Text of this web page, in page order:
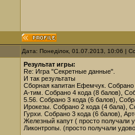
Дата: Понеділок, 01.07.2013, 10:06 |
Результат игры:
Re: Игра "Секретные данные".
И так результаты
Сборная капитан Ефемчук.
А-тим. Собрано 4 кода (8 балов),
5.56. Собрано 3 кода (6 балов),
Ирокезы. Собрано 2 кода (4 бала),
Гурхи. Собрано 3 кода (6 балов),
Железный капут ( просто получали
Ликонтропы. (просто получали